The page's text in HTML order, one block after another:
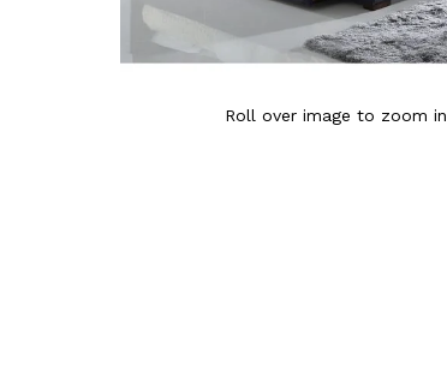
Roll over image to zoom in